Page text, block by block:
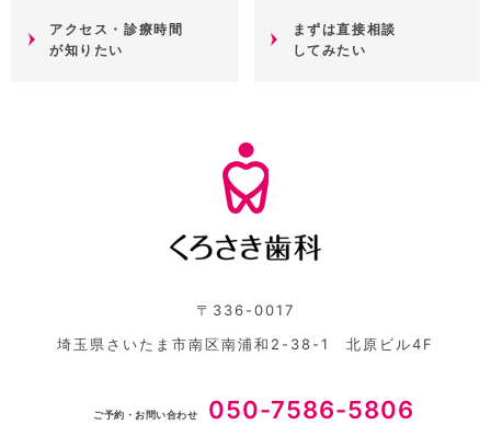
アクセス・診療時間
が知りたい
まずは直接相談
してみたい
〒336-0017
埼玉県さいたま市南区南浦和2-38-1 北原ビル4F
ご予約・お問い合わせ 050-7586-5806